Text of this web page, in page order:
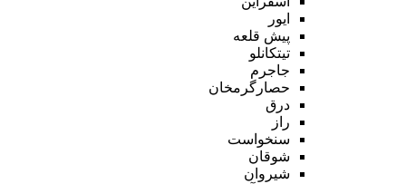
ایور
پیش قلعه
تیتکانلو
جاجرم
حصارگرمخان
درق
راز
سنخواست
شوقان
شیروان